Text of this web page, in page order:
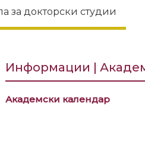
за докторски студии
Информации |
Академски календар